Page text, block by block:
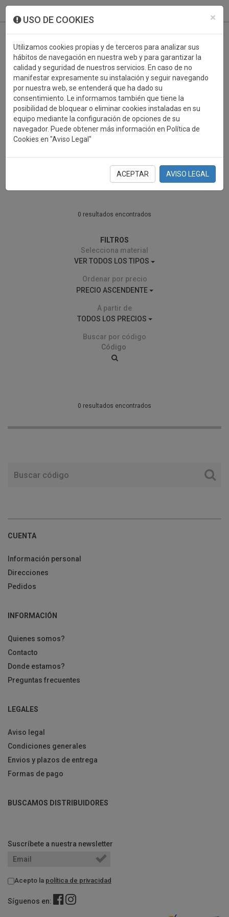
×
USO DE COOKIES
Utilizamos cookies propias y de terceros para analizar sus
hábitos de navegación en nuestra web y para garantizar la
calidad y seguridad de nuestros servicios. En caso de no
manifestar expresamente su instalación y seguir navegando
por nuestra web, se entenderá que ha dado su
consentimiento. Le informamos también que tiene la
posibilidad de bloquear o eliminar cookies instaladas en su
equipo mediante la configuración de opciones de su
navegador. Puede obtener más información en Política de
Cookies en "Aviso Legal"
ACEPTAR AVISO LEGAL
PERSONALIZABLES
WATERPOLO
PERSONALIZABLES
0 resultados encontrados
FILTROS
Selecciona material
VER TODOS LOS TIPOS
Ordenar por precio
PRECIO ASCENDENTE
A partir de
TODOS LOS PRECIOS
Buscar por código
0 resultados encontrados
CUENTA
Información personal
Direcciones
Pedidos
INFORMACIÓN
Quienes somos?
Contacto
Donde estamos?
Preguntas frecuentes
LEGALES
Aviso legal
Condiciones generales
Envios y plazos de entrega
Formas de pago
BUSCAMOS DISTRIBUIDORES
Suscríbete a nuestra newsletter
Acepto la política de privacidad
Síguenos en: